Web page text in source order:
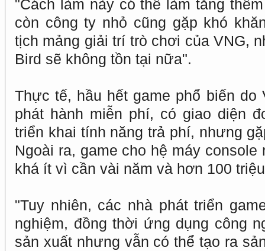
"Cách làm này có thể làm tăng
còn công ty nhỏ cũng gặp khó
tịch mảng giải trí trò chơi của VNG,
Bird sẽ không tồn tại nữa".
Thực tế, hầu hết game phổ biến
phát hành miễn phí, có giao diện
triển khai tính năng trả phí, nhưng
Ngoài ra, game cho hệ máy
khá ít vì cần vài năm và hơn 100
"Tuy nhiên, các nhà phát triển
nghiệm, đồng thời ứng dụng công
sản xuất nhưng vẫn có thể tạo ra